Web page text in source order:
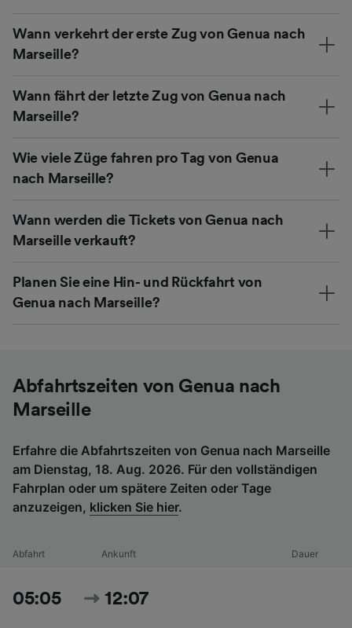
Wann verkehrt der erste Zug von Genua nach
Marseille?
Wann fährt der letzte Zug von Genua nach
Marseille?
Wie viele Züge fahren pro Tag von Genua
nach Marseille?
Wann werden die Tickets von Genua nach
Marseille verkauft?
Planen Sie eine Hin- und Rückfahrt von
Genua nach Marseille?
Abfahrtszeiten von Genua nach
Marseille
Erfahre die Abfahrtszeiten von Genua nach Marseille
am Dienstag, 18. Aug. 2026. Für den vollständigen
Fahrplan oder um spätere Zeiten oder Tage
anzuzeigen, klicken Sie hier.
Abfahrt Ankunft Dauer
05:05 12:07